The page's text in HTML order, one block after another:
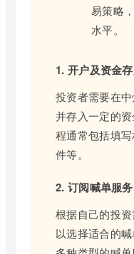
易策略
水平。
1. 开户及资金
投资者需要在
并存入一定的
程通常包括填
件等。
2. 订阅喊单服务
根据自己的投
以选择适合的